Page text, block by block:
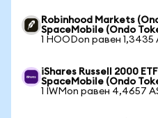
Robinhood Markets
SpaceMobile (Ondo
1 HOODon равен 1,3435
iShares Russell 2000
SpaceMobile (Ondo
1 IWMon равен 4,4657